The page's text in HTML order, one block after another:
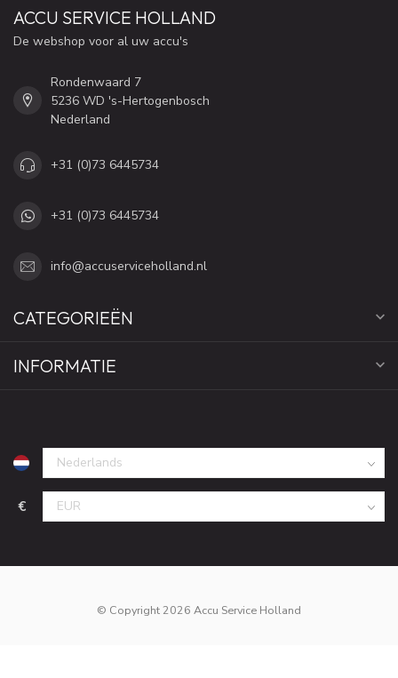
ACCU SERVICE HOLLAND
De webshop voor al uw accu's
Rondenwaard 7
5236 WD 's-Hertogenbosch
Nederland
+31 (0)73 6445734
+31 (0)73 6445734
info@accuserviceholland.nl
CATEGORIEËN
INFORMATIE
€
© Copyright 2026 Accu Service Holland